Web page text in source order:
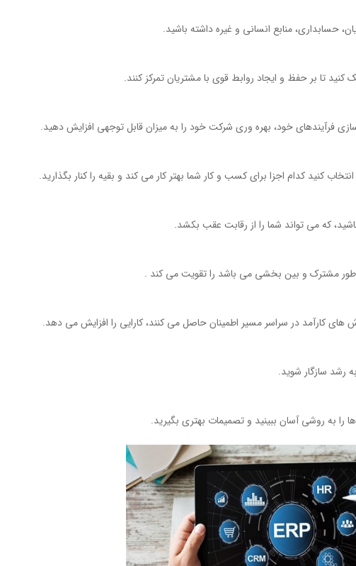
حسابداری، منابع انسانی و غیره داشته باشید.
تا بر حفظ و ایجاد روابط قوی با مشتریان تمرکز کنند.
فرآیندهای خود، بهره وری شرکت خود را به میزان قابل توجهی افزایش دهید.
که می تواند شما را از رقابت عقب بکشد.
های کارآمد در سراسر مسیر اطمینان حاصل می کنند، کارایی را افزایش می دهد.
ها را به روشی آسان ببینید و تصمیمات بهتری بگیرید.